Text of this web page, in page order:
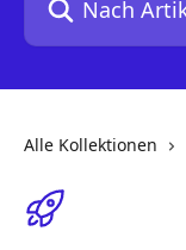
Alle Kollektionen